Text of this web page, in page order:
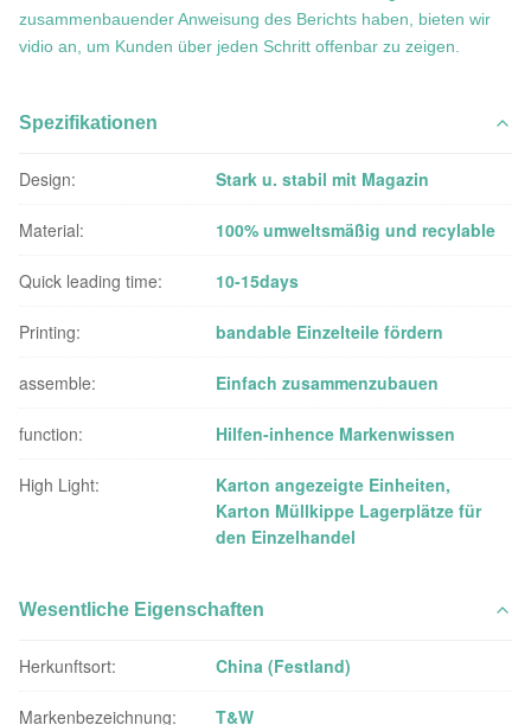
zusammenbauender Anweisung des Berichts haben, bieten wir
vidio an, um Kunden über jeden Schritt offenbar zu zeigen.
Spezifikationen
Design: Stark u. stabil mit Magazin
Material: 100% umweltsmäßig und recylable
Quick leading time: 10-15days
Printing: bandable Einzelteile fördern
assemble: Einfach zusammenzubauen
function: Hilfen-inhence Markenwissen
High Light: Karton angezeigte Einheiten,
Karton Müllkippe Lagerplätze für
den Einzelhandel
Wesentliche Eigenschaften
Herkunftsort: China (Festland)
Markenbezeichnung: T&W